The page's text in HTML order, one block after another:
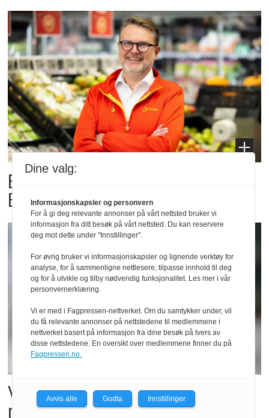
Billigbonanza da Norge slo
Elfenbenkysten
Vil vokse i brusmarkedet
med Dr Pepper
Dine valg:
Informasjonskapsler og personvern
For å gi deg relevante annonser på vårt nettsted bruker vi
informasjon fra ditt besøk på vårt nettsted. Du kan reservere
deg mot dette under "Innstillinger".
For øvrig bruker vi informasjonskapsler og lignende verktøy for
analyse, for å sammenligne nettlesere, tilpasse innhold til deg
og for å utvikle og tilby nødvendig funksjonalitet. Les mer i vår
personvernerklæring.
Vi er med i Fagpressen-nettverket. Om du samtykker under, vil
du få relevante annonser på nettstedene til medlemmene i
nettverket basert på informasjon fra dine besøk på tvers av
disse nettstedene. En oversikt over medlemmene finner du på
Fagpressen.no.
Avvis alle Godta Innstillinger